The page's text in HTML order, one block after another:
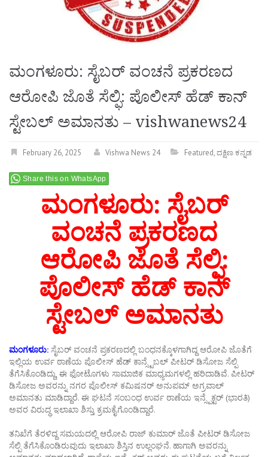
ಮಂಗಳೂರು: ಸೈಬರ್ ವಂಚನೆ ಪ್ರಕರಣದ
ಆರೋಪಿ ಜೊತೆ ಸೆಲ್ಫಿ: ಪೊಲೀಸ್ ಹೆಡ್ ಕಾನ್
ಸ್ಟೇಬಲ್ ಅಮಾನತು – vishwanews24
February 26, 2025 Vishwa News 24 Featured,ದಕ್ಷಿಣ ಕನ್ನಡ
Share this on WhatsApp
ಮಂಗಳೂರು: ಸೈಬರ್
ವಂಚನೆ ಪ್ರಕರಣದ
ಆರೋಪಿ ಜೊತೆ ಸೆಲ್ಫಿ:
ಪೊಲೀಸ್ ಹೆಡ್ ಕಾನ್
ಸ್ಟೇಬಲ್ ಅಮಾನತು
ಮಂಗಳೂರು: ಸೈಬರ್ ವಂಚನೆ ಪ್ರಕರಣದಲ್ಲಿ ಬಂಧನಕ್ಕೊಳಗಾಗಿದ್ದ ಆರೋಪಿ ಜೊತೆಗೆ
ಇಲ್ಲಿಯ ಉರ್ವ ಠಾಣೆಯ ಪೊಲೀಸ್ ಹೆಡ್ ಕಾನ್ಸ್ಟೆಬಲ್ ಪೀಟರ್ ಡಿಸೋಜ ಸೆಲ್ಪಿ
ತೆಗೆಸಿಕೊಂಡಿದ್ದು, ಈ ಫೋಟೊಗಳು ಸಾಮಾಜಿಕ ಮಾಧ್ಯಮಗಳಲ್ಲಿ ಹರಿದಾಡಿವೆ. ಪೀಟರ್
ಡಿಸೋಜ ಅವರನ್ನು ನಗರ ಪೊಲೀಸ್ ಕಮಿಷನರ್ ಅನುಪಮ್ ಅಗ್ರವಾಲ್
ಅಮಾನತು ಮಾಡಿದ್ದಾರೆ. ಈ ಘಟನೆ ಸಂಬಂಧ ಉರ್ವ ಠಾಣೆಯ ಇನ್ಸ್ಪೆಕ್ಟರ್ (ಭಾರತಿ)
ಅವರ ವಿರುದ್ಧ ಇಲಾಖಾ ಶಿಸ್ತು ಕ್ರಮಕೈಗೊಂಡಿದ್ದಾರೆ.
ತನಿಖೆಗೆ ತೆರಳಿದ್ದ ಸಮಯದಲ್ಲಿ ಆರೋಪಿ ರಾಜ್ ಕುಮಾರ್ ಜೊತೆ ಪೀಟರ್ ಡಿಸೋಜ
ಸೆಲ್ಪಿ ತೆಗೆಸಿಕೊಂಡಿರುವುದು ಇಲಾಖಾ ಶಿಸ್ತಿನ ಉಲ್ಲಂಘನೆ. ಹಾಗಾಗಿ ಅವರನ್ನು